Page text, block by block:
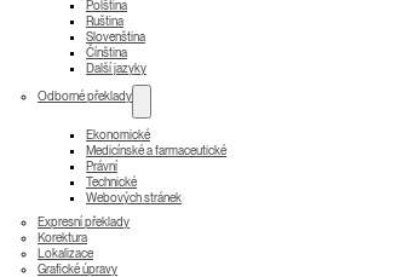
Polština
Ruština
Slovenština
Čínština
Další jazyky
Odborné překlady
Ekonomické
Medicínské a farmaceutické
Právní
Technické
Webových stránek
Expresní překlady
Korektura
Lokalizace
Grafické úpravy